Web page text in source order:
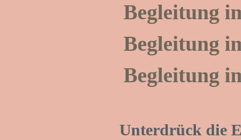
Begleitun​g
Begleitung
Begleitung
Unterdrück die